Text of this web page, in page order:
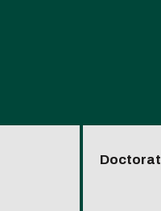
Doctorat